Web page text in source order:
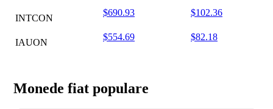
INTCON
$690.93 $102.36
IAUON
$554.69 $82.18
Monede fiat populare